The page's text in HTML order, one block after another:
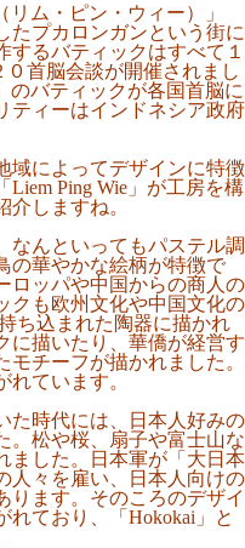
リム・ピン・ウィー）」
たプカロンガンという街に
るバティックはすべて１
首脳会談が開催されまし
のバティックが各国首脳に
ティーはインドネシア政府
域によってデザインに特徴
Ping Wie」が工房を構
しますね。
なんといってもパステル調
の華やかな絵柄が特徴で
ロッパや中国からの商人の
クも欧州文化や中国文化の
ち込まれた陶器に描かれ
に描いたり、華僑が経営す
チーフが描かれました。
ています。
た時代には、日本人好みの
。松や桜、扇子や富士山な
ました。日本軍が「大日本
人々を雇い、日本人向けの
ります。そのころのデザイ
れており、「Hokokai」と